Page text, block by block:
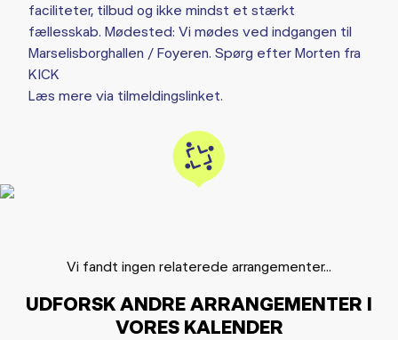
faciliteter, tilbud og ikke mindst et stærkt
fællesskab. Mødested: Vi mødes ved indgangen til
Marselisborghallen / Foyeren. Spørg efter Morten fra
KICK
Læs mere via tilmeldingslinket.
Vi fandt ingen relaterede arrangementer...
UDFORSK ANDRE ARRANGEMENTER I
VORES KALENDER